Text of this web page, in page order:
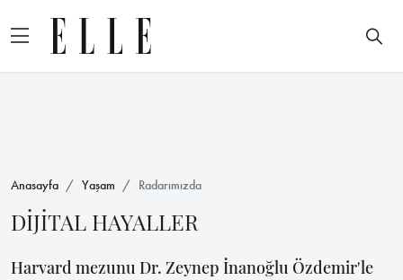
Anasayfa Yaşam Radarımızda
DİJİTAL HAYALLER
Harvard mezunu Dr. Zeynep İnanoğlu Özdemir'le